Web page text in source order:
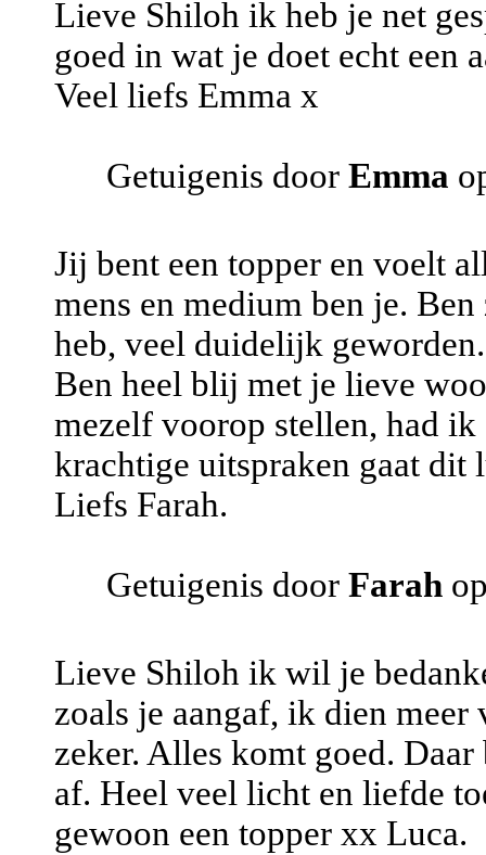
Lieve Shiloh ik heb je net
goed in wat je doet echt een
Veel liefs Emma x
Getuigenis door Emma
Jij bent een topper en voelt
mens en medium ben je.
heb, veel duidelijk geworden.
Ben heel blij met je lieve
mezelf voorop stellen, had
krachtige uitspraken gaat dit
Liefs Farah.
Getuigenis door Farah
Lieve Shiloh ik wil je
zoals je aangaf, ik dien
zeker. Alles komt goed.
af. Heel veel licht en liefde
gewoon een topper xx Luca.